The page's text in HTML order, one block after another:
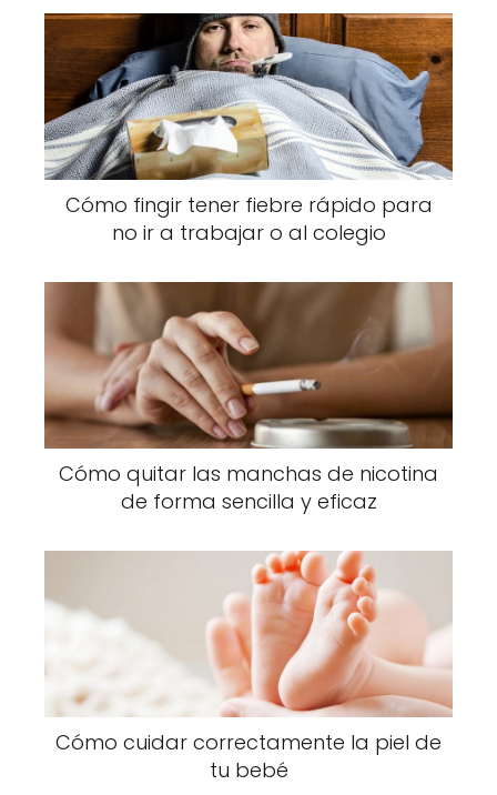
Cómo fingir tener fiebre rápido para
no ir a trabajar o al colegio
Cómo quitar las manchas de nicotina
de forma sencilla y eficaz
Cómo cuidar correctamente la piel de
tu bebé